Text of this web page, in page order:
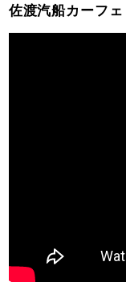
佐渡汽船カーフ